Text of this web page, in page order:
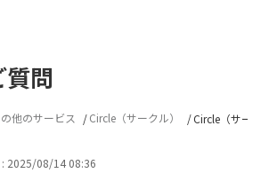
問
他のサービス Circle（サークル） Circle（サーク
: 2025/08/14 08:36